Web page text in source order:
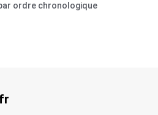
ordre chronologique